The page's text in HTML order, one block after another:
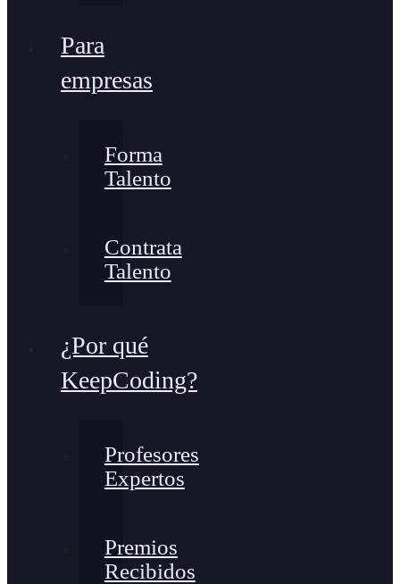
Para
empresas
Forma
Talento
Contrata
Talento
¿Por qué
KeepCoding?
Profesores
Expertos
Premios
Recibidos